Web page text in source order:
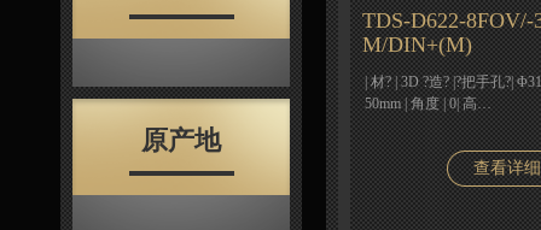
原产地
TDS-D622-8FOV/-
M/DIN+(M)
| 材? | 3D ?造? |?把手孔?|
50mm | 角度 | 0| 高…
查看详细